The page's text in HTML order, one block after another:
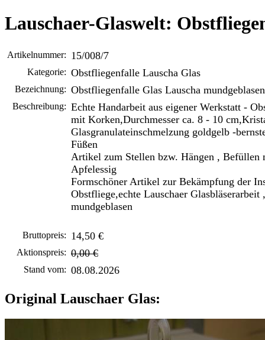
Lauschaer-Glaswelt:
Artikelnummer: 15/008/7
Kategorie: Obstfliegenfalle Lauscha Glas
Bezeichnung: Obstfliegenfalle Glas Lauscha mundgeblasen
Beschreibung: Echte Handarbeit aus eigener Werkstatt -
mit Korken,Durchmesser ca. 8 - 10
Glasgranulateinschmelzung goldgelb -
Füßen
Artikel zum Stellen bzw. Hängen , Befüllen
Apfelessig
Formschöner Artikel zur Bekämpfung der
Obstfliege,echte Lauschaer
mundgeblasen
Bruttopreis: 14,50 €
Aktionspreis: 0,00 €
Stand vom: 08.08.2026
Original Lauschaer Glas: